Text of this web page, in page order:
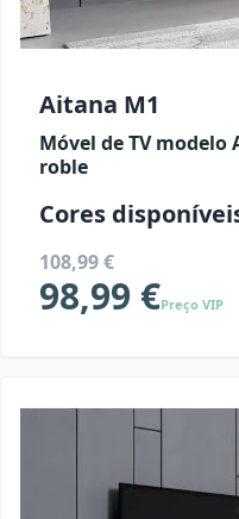
Aitana M1
Móvel de TV modelo
roble
Cores
108,99 €
98,99 €Preço VIP